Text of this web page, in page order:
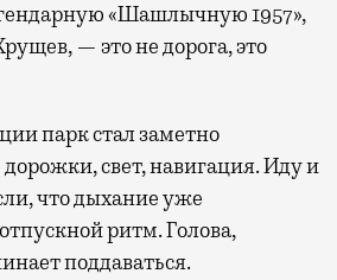
«Шашлычную 1957»,
— это не дорога, это
парк стал заметно
свет, навигация. Иду и
что дыхание уже
ритм. Голова,
поддаваться.